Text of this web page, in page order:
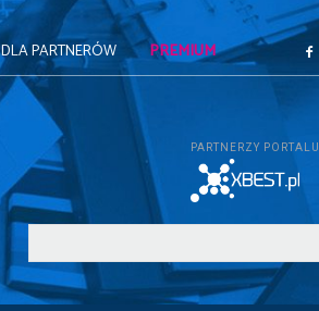
DLA PARTNERÓW PREMIUM
PARTNERZY PORTALU